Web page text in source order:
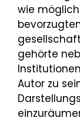
wie
gehörte
Autor zu